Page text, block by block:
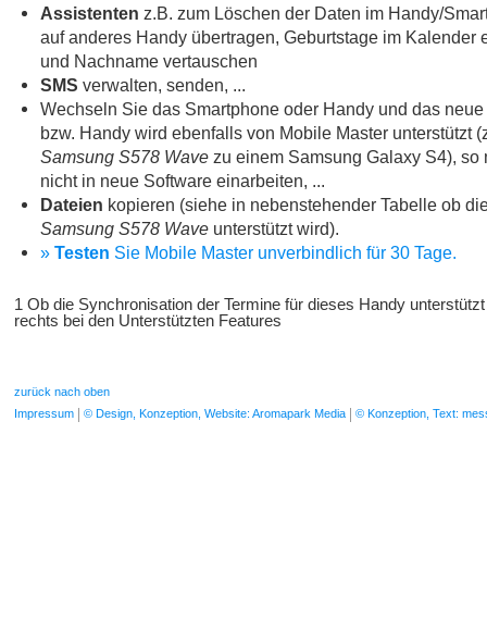
Assistenten z.B. zum Löschen der Daten im Handy/
auf anderes Handy übertragen, Geburtstage im Kalender
und Nachname vertauschen
SMS verwalten, senden, ...
Wechseln Sie das Smartphone oder Handy und das
bzw. Handy wird ebenfalls von Mobile Master unterstützt
Samsung S578 Wave zu einem Samsung Galaxy S4), so
nicht in neue Software einarbeiten, ...
Dateien kopieren (siehe in nebenstehender Tabelle ob
Samsung S578 Wave unterstützt wird).
» Testen Sie Mobile Master unverbindlich für 30 Tage.
1 Ob die Synchronisation der Termine für dieses Handy
rechts bei den Unterstützten Features
zurück nach oben
Impressum
© Design, Konzeption, Website: Aromapark Media © Konzeption, Text: